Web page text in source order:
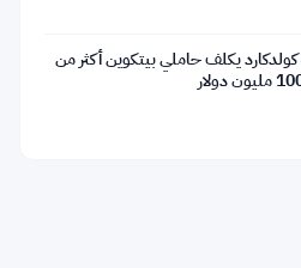
يكلف حاملي بيتكوين أكثر من